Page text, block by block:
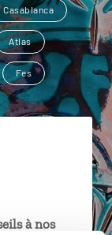
Casablanca
Atlas
Fes
à nos